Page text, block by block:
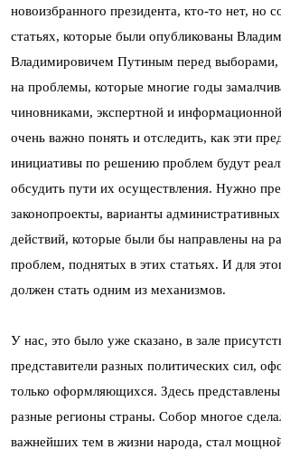
новоизбранного президента, кто-то нет, но
статьях, которые были опубликованы
Владимировичем Путиным перед выборами,
на проблемы, которые многие годы
чиновниками, экспертной и
очень важно понять и отследить, как эти
инициативы по решению проблем будут
обсудить пути их осуществления. Нужно
законопроекты, варианты
действий, которые были бы направлены на
проблем, поднятых в этих статьях. И для
должен стать одним из механизмов.
У нас, это было уже сказано, в зале
представители разных политических сил,
только оформляющихся. Здесь
разные регионы страны. Собор многое
важнейших тем в жизни народа, стал